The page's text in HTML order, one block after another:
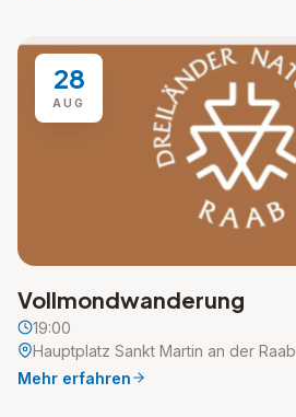
28
AUG
Vollmondwanderung
19:00
Hauptplatz Sankt Martin an der Raab
Mehr erfahren